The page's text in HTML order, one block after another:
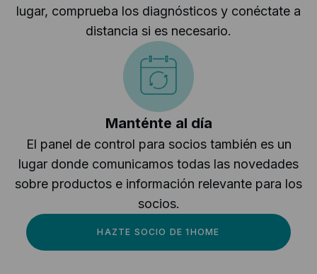
lugar, comprueba los diagnósticos y conéctate a
distancia si es necesario.
Manténte al día
El panel de control para socios también es un
lugar donde comunicamos todas las novedades
sobre productos e información relevante para los
socios.
HAZTE SOCIO DE 1HOME